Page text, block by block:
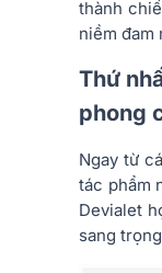
thành
niềm đam
Thứ
phong
Ngay từ
tác phẩm
Devialet
sang